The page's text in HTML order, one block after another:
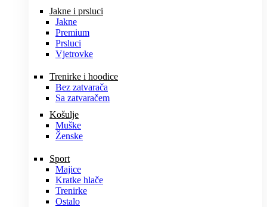
Jakne i prsluci
Jakne
Premium
Prsluci
Vjetrovke
Trenirke i hoodice
Bez zatvarača
Sa zatvaračem
Košulje
Muške
Ženske
Sport
Majice
Kratke hlače
Trenirke
Ostalo